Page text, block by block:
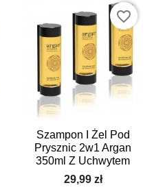
Szampon I Żel Pod
Prysznic 2w1 Argan
350ml Z Uchwytem
29,99 zł
favorite_border